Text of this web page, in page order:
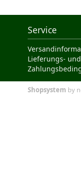
Service
Lieferungs- und
Shopsystem by